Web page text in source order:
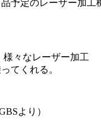
予定のレーザー加工
々なレーザー加工
てくれる。
より）